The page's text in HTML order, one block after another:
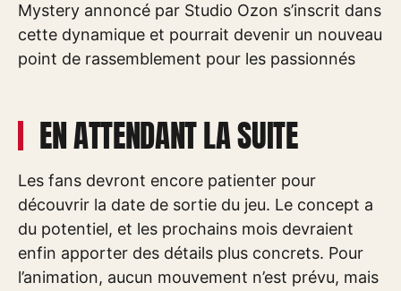
Mystery annoncé par Studio Ozon s’inscrit dans
cette dynamique et pourrait devenir un nouveau
point de rassemblement pour les passionnés
EN ATTENDANT LA SUITE
Les fans devront encore patienter pour
découvrir la date de sortie du jeu. Le concept a
du potentiel, et les prochains mois devraient
enfin apporter des détails plus concrets. Pour
l’animation, aucun mouvement n’est prévu, mais